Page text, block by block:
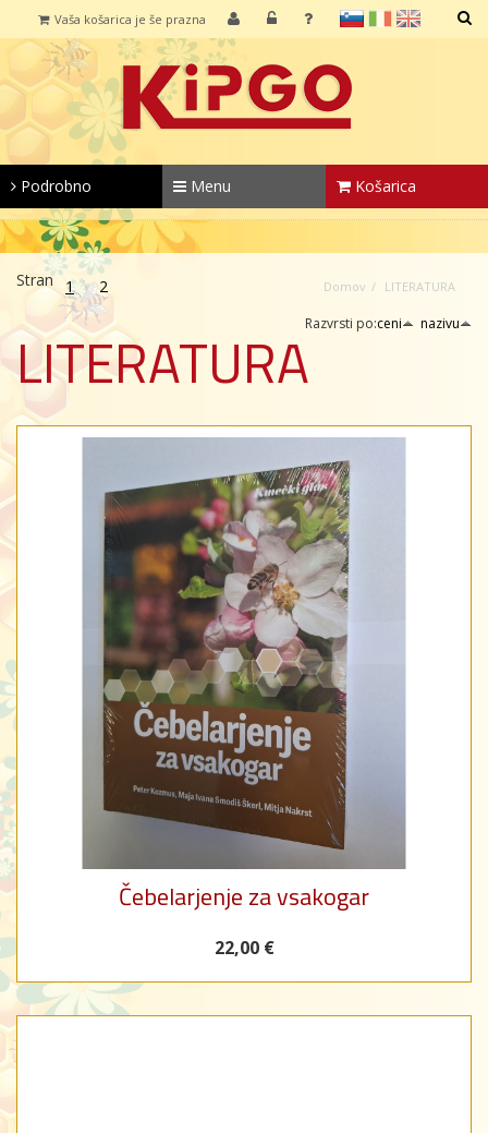
IŠČI
sl it
Vaša košarica je še prazna
Podrobno Menu Košarica
Domov LITERATURA
Stran 1 2
Razvrsti po:ceni nazivu
LITERATURA
Čebelarjenje za vsakogar
22,00 €